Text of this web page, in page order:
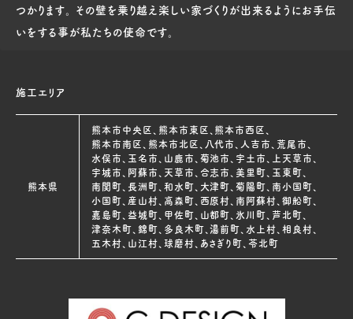
つかります。 その壁を乗り越え楽しい家づくりが出来るようにお手伝
いをする事が私たちの使命です。
施工エリア
熊本県
熊本市中央区、熊本市東区、熊本市西区、
熊本市南区、熊本市北区、八代市、人吉市、荒尾市、
水俣市、玉名市、山鹿市、菊池市、宇土市、上天草市、
宇城市、阿蘇市、天草市、合志市、美里町、玉東町、
南関町、長洲町、和水町、大津町、菊陽町、南小国町、
小国町、産山村、高森町、西原村、南阿蘇村、御船町、
嘉島町、益城町、甲佐町、山都町、氷川町、芦北町、
津奈木町、錦町、多良木町、湯前町、水上村、相良村、
五木村、山江村、球磨村、あさぎり町、苓北町